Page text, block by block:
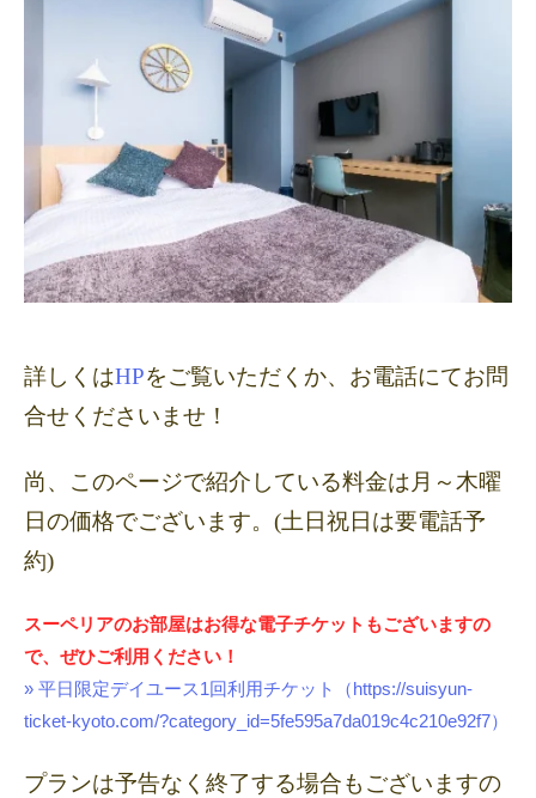
詳しくはHPをご覧いただくか、お電話にてお問
合せくださいませ！
尚、このページで紹介している料金は月～木曜
日の価格でございます。 (土日祝日は要電話予
約)
スーペリアのお部屋はお得な電子チケットもございますの
で、ぜひご利用ください！
» 平日限定デイユース1回利用チケット（https://suisyun-
ticket-kyoto.com/?category_id=5fe595a7da019c4c210e92f7）
プランは予告なく終了する場合もございますの